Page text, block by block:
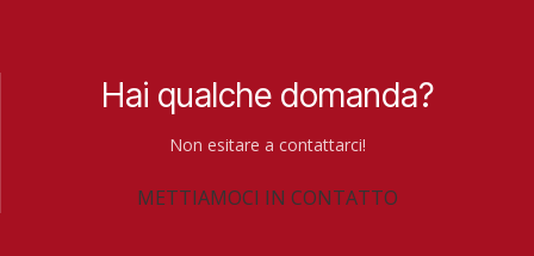
Hai qualche domanda?
Non esitare a contattarci!
METTIAMOCI IN CONTATTO